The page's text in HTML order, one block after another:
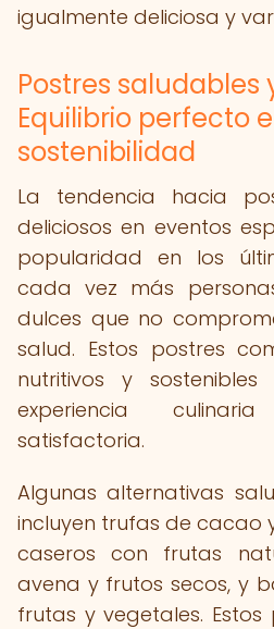
igualmente deliciosa y
Postres saludables
Equilibrio perfecto
sostenibilidad
La tendencia hacia
deliciosos en eventos
popularidad en los
cada vez más
dulces que no
salud. Estos postres
nutritivos y
experiencia
satisfactoria.
Algunas alternativas
incluyen trufas de cacao
caseros con frutas
avena y frutos secos, y
frutas y vegetales.